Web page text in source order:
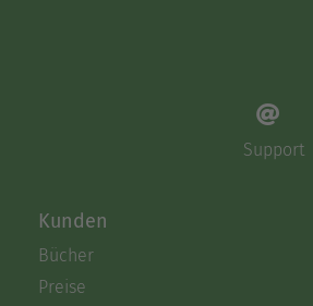
Support
Kunden
Bücher
Preise